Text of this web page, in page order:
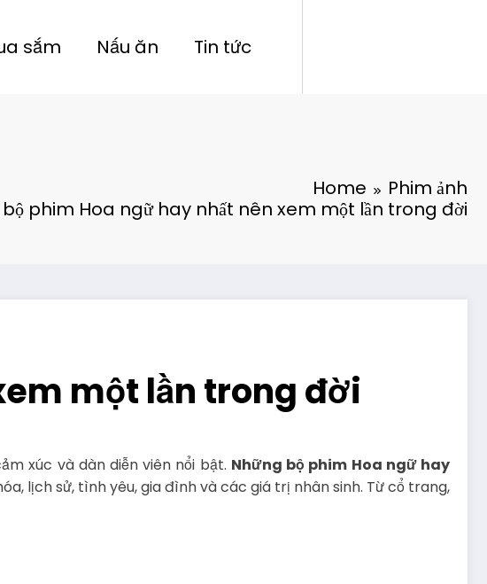
sắm Nấu ăn Tin tức
Home
Phim ảnh
phim Hoa ngữ hay nhất nên xem một lần trong đời
một lần trong đời
xúc và dàn diễn viên nổi bật. Những bộ phim Hoa ngữ hay
lịch sử, tình yêu, gia đình và các giá trị nhân sinh. Từ cổ trang,